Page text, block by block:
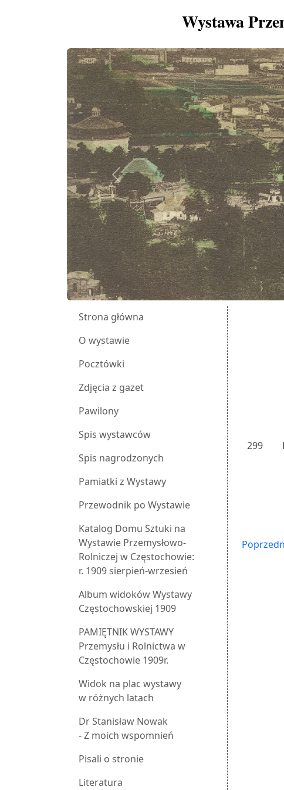
Wystawa
Previous
Strona główna
O wystawie
Pocztówki
Zdjęcia z gazet
Pawilony
Spis wystawców
Spis nagrodzonych
Pamiatki z Wystawy
Przewodnik po Wystawie
Katalog Domu Sztuki na
Wystawie Przemysłowo-
Rolniczej w Częstochowie:
r. 1909 sierpień-wrzesień
Album widoków Wystawy
Częstochowskiej 1909
PAMIĘTNIK WYSTAWY
Przemysłu i Rolnictwa w
Częstochowie 1909r.
Widok na plac wystawy
w różnych latach
Dr Stanisław Nowak
- Z moich wspomnień
Pisali o stronie
Literatura
299